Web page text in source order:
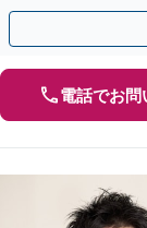
ーに不動産トラブル
電話でお問